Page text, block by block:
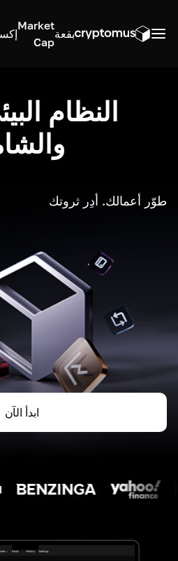
بقعة
Market
Cap
النظام
طوّر أعمالك. أدِر ثروتك
ابدأ الآن